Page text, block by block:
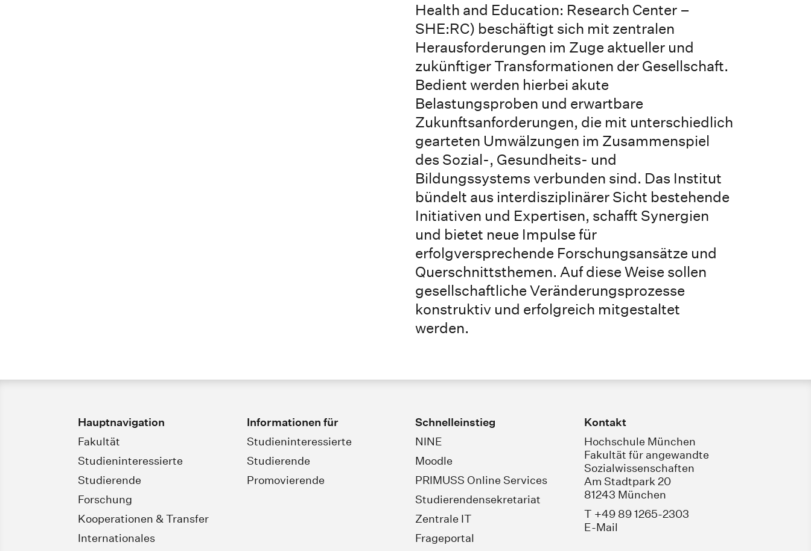
Health and Education: Research Center –
SHE:RC) beschäftigt sich mit zentralen
Herausforderungen im Zuge aktueller und
zukünftiger Transformationen der Gesellschaft.
Bedient werden hierbei akute
Belastungsproben und erwartbare
Zukunftsanforderungen, die mit unterschiedlich
gearteten Umwälzungen im Zusammenspiel
des Sozial-, Gesundheits- und
Bildungssystems verbunden sind. Das Institut
bündelt aus interdisziplinärer Sicht bestehende
Initiativen und Expertisen, schafft Synergien
und bietet neue Impulse für
erfolgversprechende Forschungsansätze und
Querschnittsthemen. Auf diese Weise sollen
gesellschaftliche Veränderungsprozesse
konstruktiv und erfolgreich mitgestaltet
werden.
Hauptnavigation
Fakultät
Studieninteressierte
Studierende
Forschung
Kooperationen & Transfer
Internationales
Informationen für
Studieninteressierte
Studierende
Promovierende
Schnelleinstieg
NINE
Moodle
PRIMUSS Online Services
Studierendensekretariat
Zentrale IT
Frageportal
Kontakt
Hochschule München
Fakultät für angewandte
Sozialwissenschaften
Am Stadtpark 20
81243 München
T +49 89 1265-2303
E-Mail